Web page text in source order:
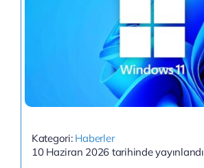
Kategori: Haberler
10 Haziran 2026 tarihinde yayınlandı